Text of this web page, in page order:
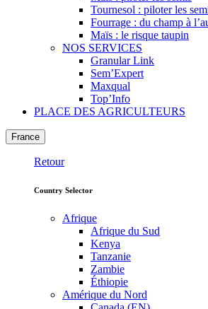
Tournesol : piloter les
Fourrage : du champ à
Maïs : le risque taupin
NOS SERVICES
Granular Link
Sem’Expert
Maxqual
Top’Info
PLACE DES AGRICULTEURS
France
Retour
Country Selector
Afrique
Afrique du Sud
Kenya
Tanzanie
Zambie
Éthiopie
Amérique du Nord